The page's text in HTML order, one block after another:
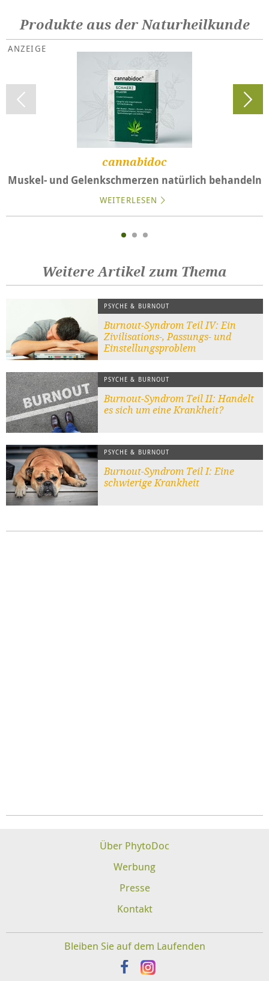
Produkte aus der Naturheilkunde
cannabidoc
Muskel- und Gelenkschmerzen natürlich behandeln
WEITERLESEN
Weitere Artikel zum Thema
PSYCHE & BURNOUT
Burnout-Syndrom Teil IV: Ein
Zivilisations-, Passungs- und
Einstellungsproblem
PSYCHE & BURNOUT
Burnout-Syndrom Teil II: Handelt
es sich um eine Krankheit?
PSYCHE & BURNOUT
Burnout-Syndrom Teil I: Eine
schwierige Krankheit
Über PhytoDoc
Werbung
Presse
Kontakt
Bleiben Sie auf dem Laufenden